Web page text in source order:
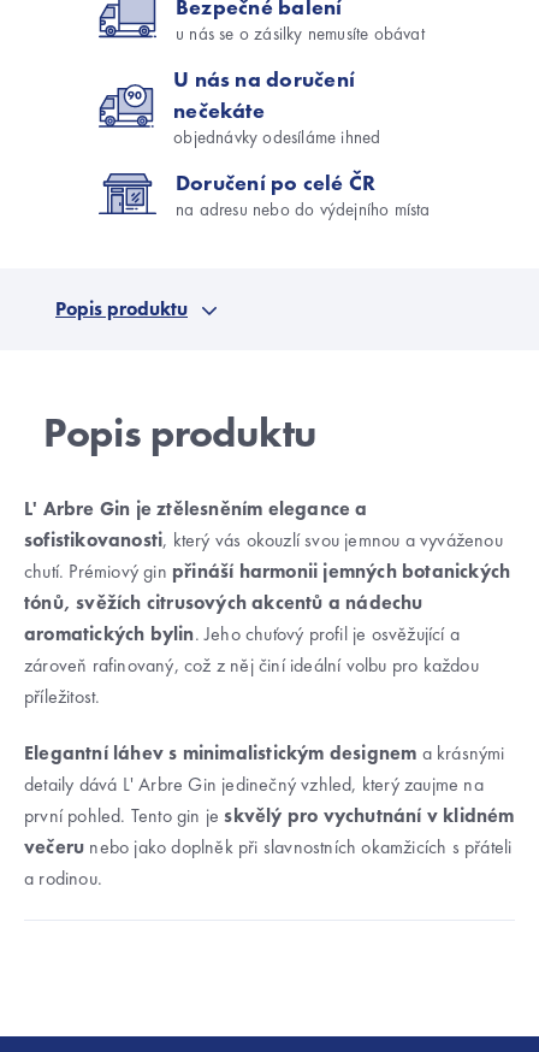
Bezpečné balení
u nás se o zásilky nemusíte obávat
U nás na doručení
nečekáte
objednávky odesíláme ihned
Doručení po celé ČR
na adresu nebo do výdejního místa
Popis produktu
L' Arbre Gin je ztělesněním elegance a
sofistikovanosti, který vás okouzlí svou jemnou a vyváženou
chutí. Prémiový gin přináší harmonii jemných botanických
tónů, svěžích citrusových akcentů a nádechu
aromatických bylin. Jeho chuťový profil je osvěžující a
zároveň rafinovaný, což z něj činí ideální volbu pro každou
příležitost.
Elegantní láhev s minimalistickým designem a krásnými
detaily dává L' Arbre Gin jedinečný vzhled, který zaujme na
první pohled. Tento gin jeskvělý pro vychutnání v klidném
večeru nebo jako doplněk při slavnostních okamžicích s přáteli
a rodinou.